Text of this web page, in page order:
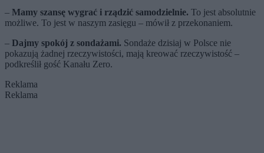
– Mamy szansę wygrać i rządzić samodzielnie. To jest absolutnie
możliwe. To jest w naszym zasięgu – mówił z przekonaniem.
– Dajmy spokój z sondażami. Sondaże dzisiaj w Polsce nie
pokazują żadnej rzeczywistości, mają kreować rzeczywistość –
podkreślił gość Kanału Zero.
Reklama
Reklama